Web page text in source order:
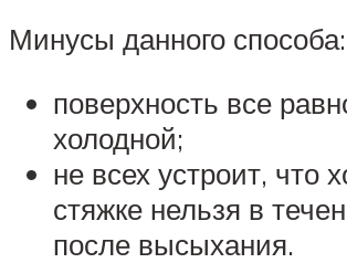
Минусы данного способа:
поверхность все
холодной;
не всех устроит, что
стяжке нельзя в
после высыхания.